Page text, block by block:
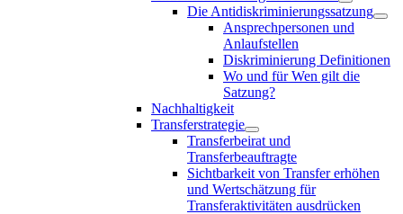
Die Antidiskriminierungssatzung
Ansprechpersonen und
Anlaufstellen
Diskriminierung Definitionen
Wo und für Wen gilt die
Satzung?
Nachhaltigkeit
Transferstrategie
Transferbeirat und
Transferbeauftragte
Sichtbarkeit von Transfer erhöhen
und Wertschätzung für
Transferaktivitäten ausdrücken